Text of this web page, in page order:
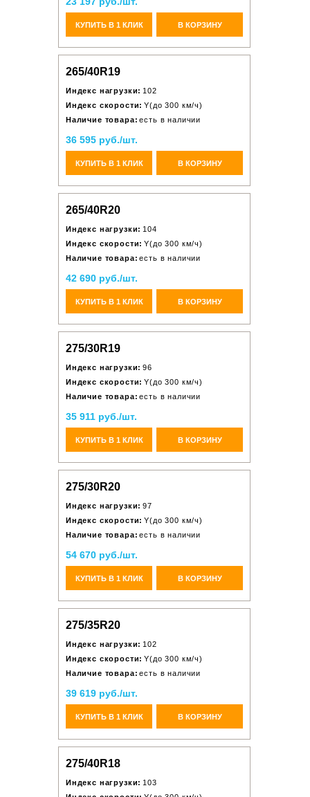
КУПИТЬ В 1 КЛИК В КОРЗИНУ
265/40R19
Индекс нагрузки: 102
Индекс скорости: Y(до 300 км/ч)
Наличие товара: есть в наличии
36 595 руб./шт.
КУПИТЬ В 1 КЛИК В КОРЗИНУ
265/40R20
Индекс нагрузки: 104
Индекс скорости: Y(до 300 км/ч)
Наличие товара: есть в наличии
42 690 руб./шт.
КУПИТЬ В 1 КЛИК В КОРЗИНУ
275/30R19
Индекс нагрузки: 96
Индекс скорости: Y(до 300 км/ч)
Наличие товара: есть в наличии
35 911 руб./шт.
КУПИТЬ В 1 КЛИК В КОРЗИНУ
275/30R20
Индекс нагрузки: 97
Индекс скорости: Y(до 300 км/ч)
Наличие товара: есть в наличии
54 670 руб./шт.
КУПИТЬ В 1 КЛИК В КОРЗИНУ
275/35R20
Индекс нагрузки: 102
Индекс скорости: Y(до 300 км/ч)
Наличие товара: есть в наличии
39 619 руб./шт.
КУПИТЬ В 1 КЛИК В КОРЗИНУ
275/40R18
Индекс нагрузки: 103